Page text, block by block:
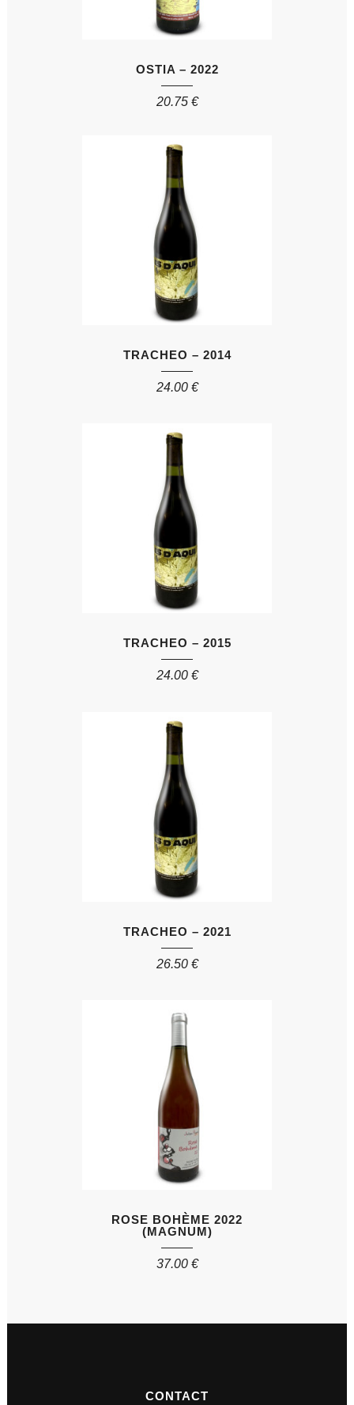
OSTIA – 2022
20.75 €
TRACHEO – 2014
24.00 €
TRACHEO – 2015
24.00 €
TRACHEO – 2021
26.50 €
ROSE BOHÈME 2022
(MAGNUM)
37.00 €
CONTACT